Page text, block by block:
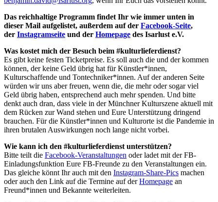
Das reichhaltige Programm findet Ihr wie immer unten in
dieser Mail aufgelistet, außerdem auf der Facebook-Seite,
der Instagramseite und der Homepage des Isarlust e.V.
Was kostet mich der Besuch beim #kulturlieferdienst?
Es gibt keine festen Ticketpreise. Es soll auch die und der kommen
können, der keine Geld übrig hat für Künstler*innen,
Kulturschaffende und Tontechniker*innen. Auf der anderen Seite
würden wir uns aber freuen, wenn die, die mehr oder sogar viel
Geld übrig haben, entsprechend auch mehr spenden. Und bitte
denkt auch dran, dass viele in der Münchner Kulturszene aktuell mit
dem Rücken zur Wand stehen und Eure Unterstützung dringend
brauchen. Für die Künstler*innen und Kulturorte ist die Pandemie in
ihren brutalen Auswirkungen noch lange nicht vorbei.
Wie kann ich den #kulturlieferdienst unterstützen?
Bitte teilt die Facebook-Veranstaltungen oder ladet mit der FB-
Einladungsfunktion Eure FB-Freunde zu den Veranstaltungen ein.
Das gleiche könnt Ihr auch mit den Instagram-Share-Pics machen
oder auch den Link auf die Termine auf derHomepage an
Freund*innen und Bekannte weiterleiten.